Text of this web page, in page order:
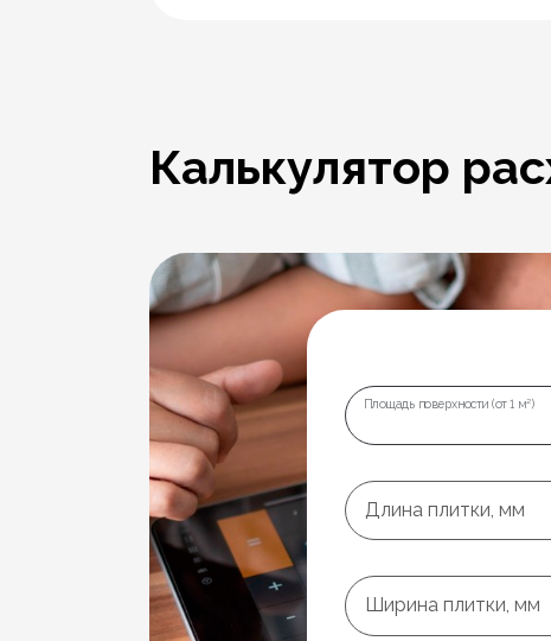
Калькулятор
Площадь поверхности (от 1 м²)
Длина плитки, мм
Ширина плитки, мм